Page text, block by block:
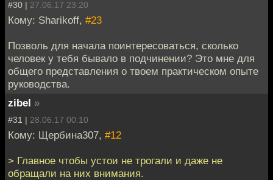
#30 | 27.06.17 23:20
Кому: Sharikoff, #23
Позволь для начала поинтересоваться, сколько
человек у тебя бывало в подчинении? Это мне для
общего представления о твоем практическом опыте
руководства.
zibel »
#31 | 28.06.17 00:10
Кому: Щербина307, #12
> Главное чтобы устои не трогали и даже не
обращали на них внимания.